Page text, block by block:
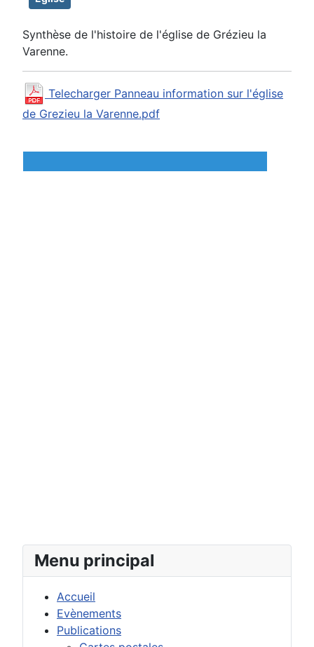
Menu principal
Accueil
Evènements
Publications
Synthèse de l'histoire de l'église de Grézieu la
Varenne.
Telecharger Panneau information sur l'église
de Grezieu la Varenne.pdf